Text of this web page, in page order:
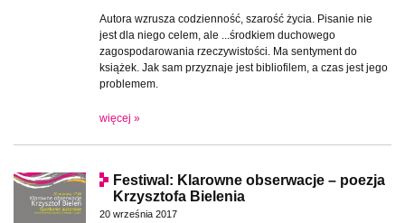
Autora wzrusza codzienność, szarość życia. Pisanie nie
jest dla niego celem, ale ...środkiem duchowego
zagospodarowania rzeczywistości. Ma sentyment do
książek. Jak sam przyznaje jest bibliofilem, a czas jest jego
problemem.
więcej »
Festiwal: Klarowne obserwacje – poezja
Krzysztofa Bielenia
20 września 2017